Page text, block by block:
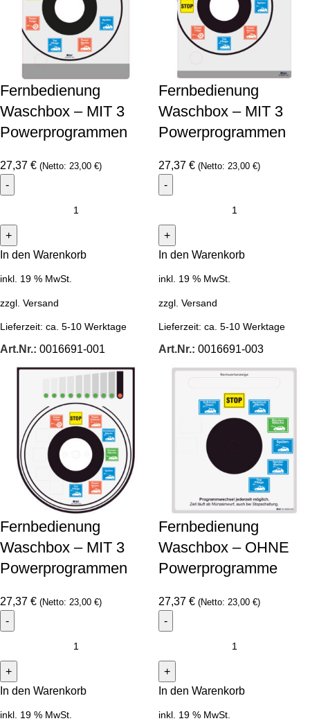
Fernbedienung
Waschbox – MIT 3
Powerprogrammen
27,37 € (Netto: 23,00 €)
In den Warenkorb
inkl. 19 % MwSt.
zzgl. Versand
Lieferzeit: ca. 5-10 Werktage
Art.Nr.: 0016691-001
Fernbedienung
Waschbox – MIT 3
Powerprogrammen
27,37 € (Netto: 23,00 €)
In den Warenkorb
inkl. 19 % MwSt.
zzgl. Versand
Lieferzeit: ca. 5-10 Werktage
Art.Nr.: 0016691-003
Fernbedienung
Waschbox – MIT 3
Powerprogrammen
27,37 € (Netto: 23,00 €)
In den Warenkorb
inkl. 19 % MwSt.
Fernbedienung
Waschbox – OHNE
Powerprogramme
27,37 € (Netto: 23,00 €)
In den Warenkorb
inkl. 19 % MwSt.